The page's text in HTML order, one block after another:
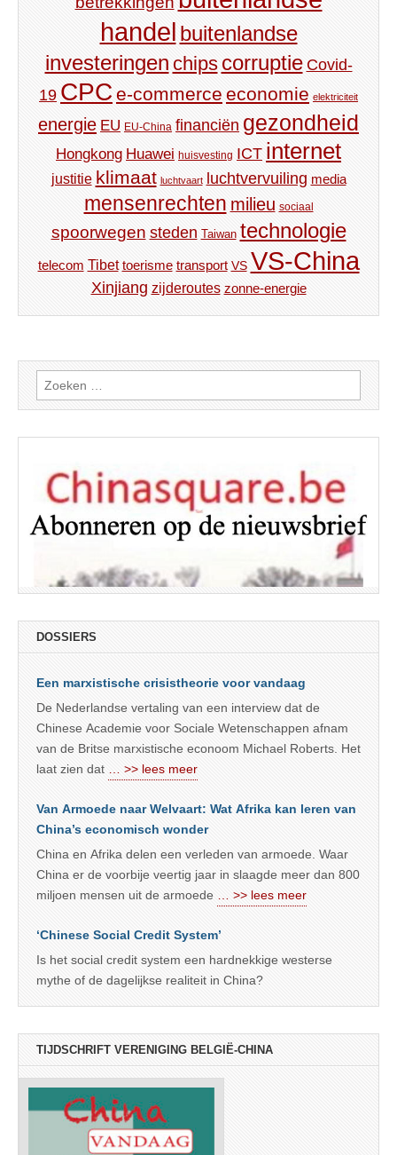
handel buitenlandse
investeringen chips corruptie Covid-
19 CPC e-commerce economie elektriciteit
energie EU EU-China financiën gezondheid
Hongkong Huawei huisvesting ICT internet
justitie klimaat luchtvaart luchtvervuiling media
mensenrechten milieu sociaal
spoorwegen steden Taiwan technologie
telecom Tibet toerisme transport VS VS-China
Xinjiang zijderoutes zonne-energie
Zoeken
naar:
DOSSIERS
Een marxistische crisistheorie voor vandaag
De Nederlandse vertaling van een interview dat de
Chinese Academie voor Sociale Wetenschappen afnam
van de Britse marxistische econoom Michael Roberts. Het
laat zien dat
… >> lees meer
Van Armoede naar Welvaart: Wat Afrika kan leren van
China’s economisch wonder
China en Afrika delen een verleden van armoede. Waar
China er de voorbije veertig jaar in slaagde meer dan 800
miljoen mensen uit de armoede
… >> lees meer
‘Chinese Social Credit System’
Is het social credit system een hardnekkige westerse
mythe of de dagelijkse realiteit in China?
TIJDSCHRIFT VERENIGING BELGIË-CHINA